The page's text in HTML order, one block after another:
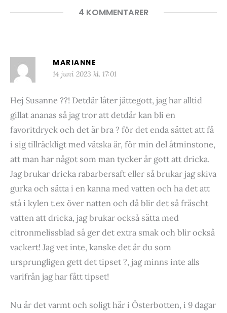
4 KOMMENTARER
MARIANNE
14 juni 2023 kl. 17:01
Hej Susanne ??! Detdär låter jättegott, jag har alltid
gillat ananas så jag tror att detdär kan bli en
favoritdryck och det är bra ? för det enda sättet att få
i sig tillräckligt med vätska är, för min del åtminstone,
att man har något som man tycker är gott att dricka.
Jag brukar dricka rabarbersaft eller så brukar jag skiva
gurka och sätta i en kanna med vatten och ha det att
stå i kylen t.ex över natten och då blir det så fräscht
vatten att dricka, jag brukar också sätta med
citronmelissblad så ger det extra smak och blir också
vackert! Jag vet inte, kanske det är du som
ursprungligen gett det tipset ?, jag minns inte alls
varifrån jag har fått tipset!
Nu är det varmt och soligt här i Österbotten, i 9 dagar